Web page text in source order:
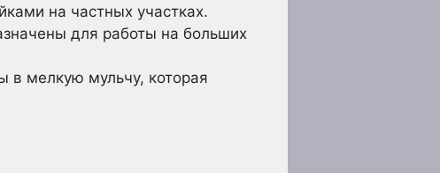
на частных участках.
для работы на больших
в мелкую мульчу, которая